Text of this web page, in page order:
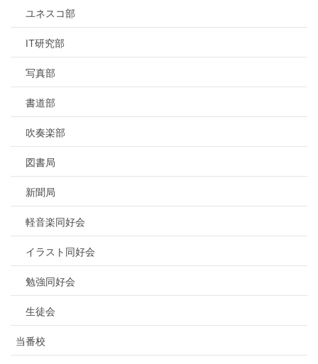
ユネスコ部
IT研究部
写真部
書道部
吹奏楽部
図書局
新聞局
軽音楽同好会
イラスト同好会
勉強同好会
生徒会
当番校